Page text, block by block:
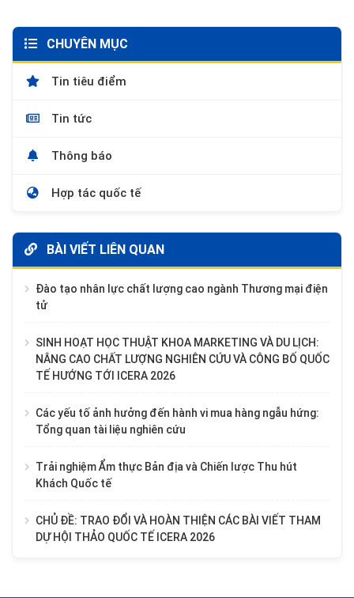
CHUYÊN MỤC
Tin tiêu điểm
Tin tức
Thông báo
Hợp tác quốc tế
BÀI VIẾT LIÊN QUAN
Đào tạo nhân lực chất lượng cao ngành Thương mại điện
tử
SINH HOẠT HỌC THUẬT KHOA MARKETING VÀ DU LỊCH:
NÂNG CAO CHẤT LƯỢNG NGHIÊN CỨU VÀ CÔNG BỐ QUỐC
TẾ HƯỚNG TỚI ICERA 2026
Các yếu tố ảnh hưởng đến hành vi mua hàng ngẫu hứng:
Tổng quan tài liệu nghiên cứu
Trải nghiệm Ẩm thực Bản địa và Chiến lược Thu hút
Khách Quốc tế
CHỦ ĐỀ: TRAO ĐỔI VÀ HOÀN THIỆN CÁC BÀI VIẾT THAM
DỰ HỘI THẢO QUỐC TẾ ICERA 2026